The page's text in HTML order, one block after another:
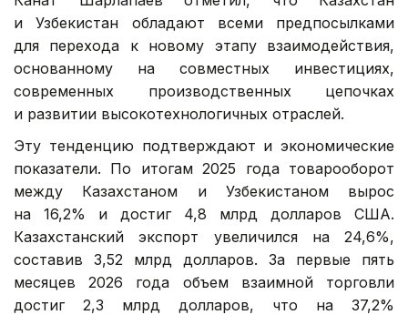
и Узбекистан обладают всеми предпосылками
для перехода к новому этапу взаимодействия,
основанному на совместных инвестициях,
современных производственных цепочках
и развитии высокотехнологичных отраслей.
Эту тенденцию подтверждают и экономические
показатели. По итогам 2025 года товарооборот
между Казахстаном и Узбекистаном вырос
на 16,2% и достиг 4,8 млрд долларов США.
Казахстанский экспорт увеличился на 24,6%,
составив 3,52 млрд долларов. За первые пять
месяцев 2026 года объем взаимной торговли
достиг 2,3 млрд долларов, что на 37,2%